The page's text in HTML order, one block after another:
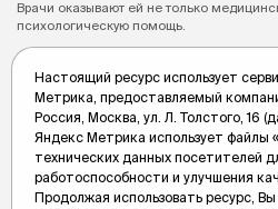
Врачи оказывают ей не только
психологическую помощь.
Вслух.ру
Настоящий ресурс использует
Метрика, предоставляемый
Россия, Москва, ул. Л. Толстого, 16
Яндекс Метрика использует файлы
технических данных посетителей
работоспособности и улучшения
Продолжая использовать ресурс,